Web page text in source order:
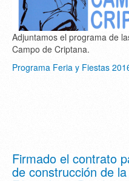
Adjuntamos el programa de
Campo de Criptana.
Programa Feria y Fiestas
Firmado el contrato
de construcción de